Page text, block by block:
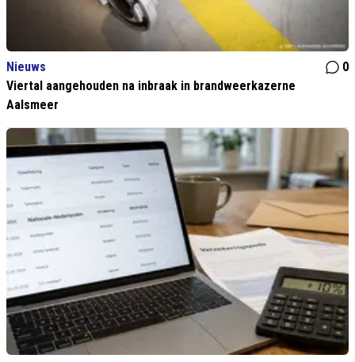
Nieuws
0
Viertal aangehouden na inbraak in brandweerkazerne
Aalsmeer